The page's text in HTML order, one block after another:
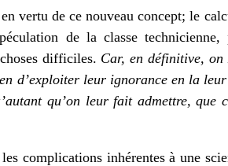
vertu de ce nouveau concept; le
de la classe
difficiles. Car, en définitive,
d’exploiter leur ignorance en la
qu’on leur fait admettre, que
complications inhérentes à une